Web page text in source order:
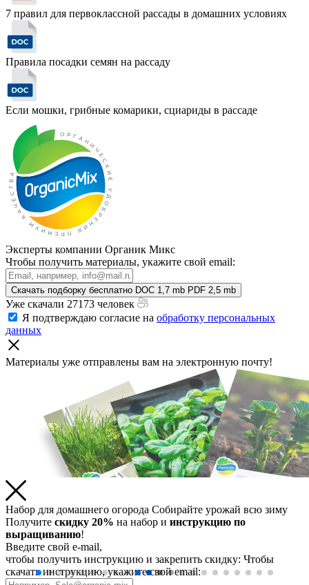
7 правил для первоклассной рассады в домашних условиях
Правила посадки семян на рассаду
Если мошки, грибные комарики, сциариды в рассаде
Эксперты компании Органик Микс
Чтобы получить материалы, укажите свой email:
Скачать подборку бесплатно DOC 1,7 mb PDF 2,5 mb
Уже скачали 27173 человек
Я подтверждаю согласие на обработку персональных
данных
Материалы уже отправлены вам на электронную почту!
Набор для домашнего огорода Собирайте урожай всю зиму
Получите скидку 20% на набор и инструкцию по
выращиванию!
Введите свой e-mail,
чтобы получить инструкцию и закрепить скидку: Чтобы
скачать инструкцию, укажите свой email: